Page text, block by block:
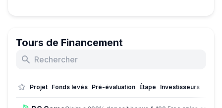
Tours de Financement
Projet Fonds levés Pré-évaluation Étape Investisseurs